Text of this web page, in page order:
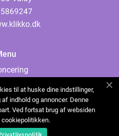
os
til at huske dine indstillinger,
indhold og annoncer. Denne
Ved fortsat brug af websiden
cookiepolitikken.